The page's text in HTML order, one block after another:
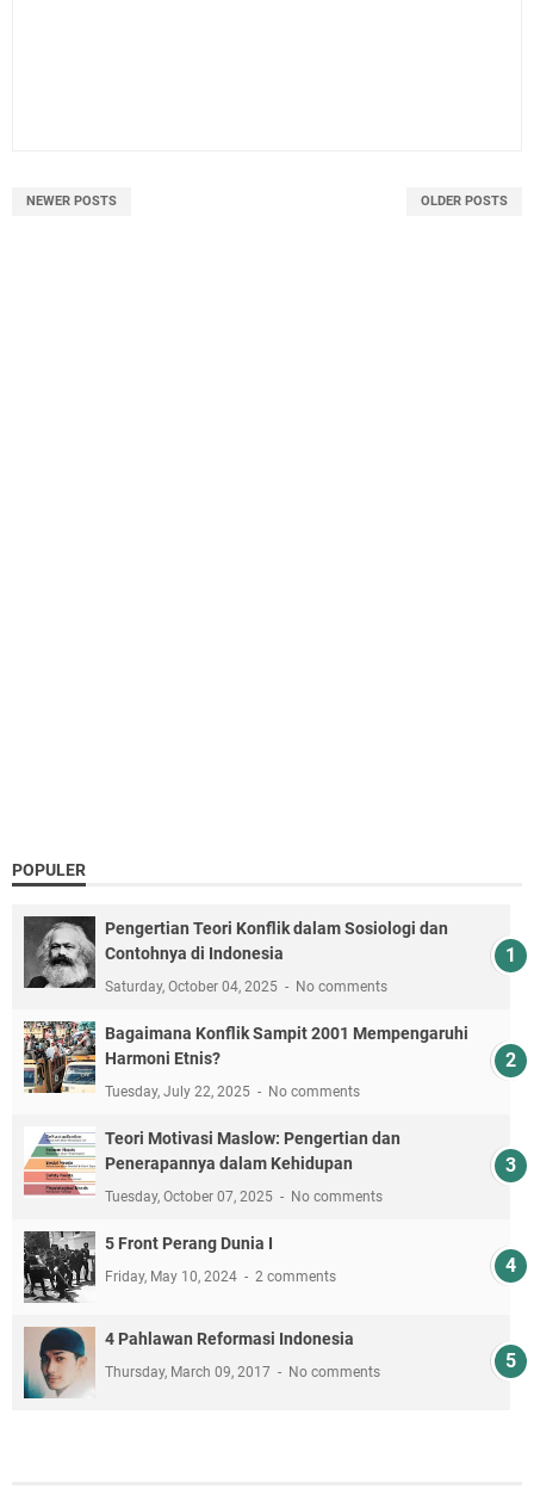
NEWER POSTS OLDER POSTS
POPULER
Pengertian Teori Konflik dalam Sosiologi dan
Contohnya di Indonesia
Saturday, October 04, 2025 No comments
Bagaimana Konflik Sampit 2001 Mempengaruhi
Harmoni Etnis?
Tuesday, July 22, 2025 No comments
Teori Motivasi Maslow: Pengertian dan
Penerapannya dalam Kehidupan
Tuesday, October 07, 2025 No comments
5 Front Perang Dunia I
Friday, May 10, 2024 2 comments
4 Pahlawan Reformasi Indonesia
Thursday, March 09, 2017 No comments